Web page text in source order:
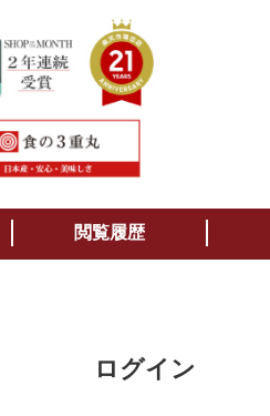
検索
閲覧履歴
ログイン